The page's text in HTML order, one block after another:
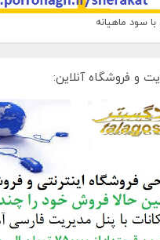
سود ماهیانه
و فروشگاه آنلاین: